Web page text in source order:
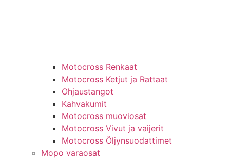
Motocross Renkaat
Motocross Ketjut ja Rattaat
Ohjaustangot
Kahvakumit
Motocross muoviosat
Motocross Vivut ja vaijerit
Motocross Öljynsuodattimet
Mopo varaosat